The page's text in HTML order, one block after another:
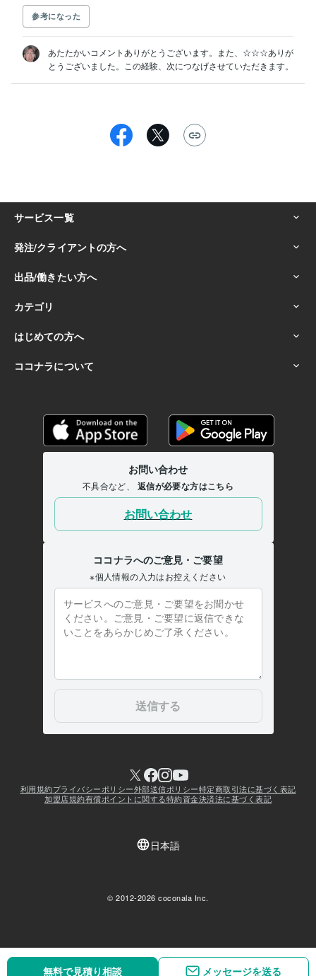
無料で見積り相談 メッセージを送る
無料で見積り相談 メッセージを送る
参考になった
あたたかいコメントありがとうございます。また、☆☆☆ありが
とうございました。この経験、次につなげさせていただきます。